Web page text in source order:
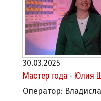
30.03.2025
Мастер года - Юлия
Оператор: